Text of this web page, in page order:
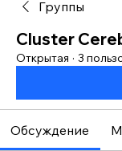
Группы
Cluster
Открытая · 3
Обсуждение